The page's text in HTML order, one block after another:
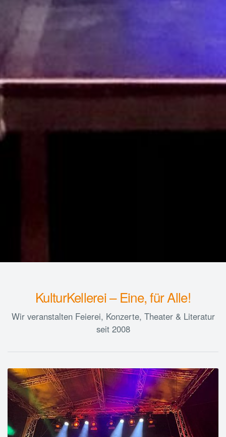
KulturKellerei – Eine, für Alle!
Wir veranstalten Feierei, Konzerte, Theater & Literatur
seit 2008